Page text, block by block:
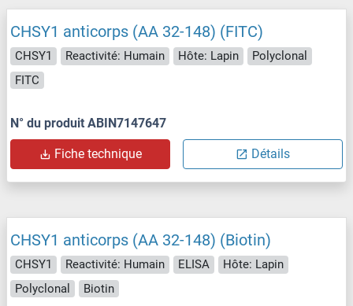
CHSY1 anticorps (AA 32-148) (FITC)
CHSY1 Reactivité: Humain Hôte: Lapin
Polyclonal
FITC
N° du produit ABIN7147647
Fiche technique Détails
CHSY1 anticorps (AA 32-148) (Biotin)
CHSY1 Reactivité: Humain ELISA
Hôte: Lapin
Polyclonal
Biotin